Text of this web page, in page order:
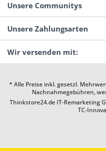
Unsere Communitys
Unsere Zahlungsarten
Wir versenden mit:
* Alle Preise inkl. gesetzl.
Nachnahmegebühren,
Thinkstore24.de IT-Remarketing
TC-